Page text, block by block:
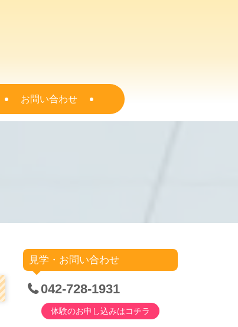
お問い合わせ
見学・お問い合わせ
042-728-1931
体験のお申し込みはコチラ